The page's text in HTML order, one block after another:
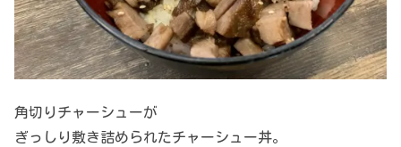
角切りチャーシューが
ぎっしり敷き詰められたチャーシュー丼。